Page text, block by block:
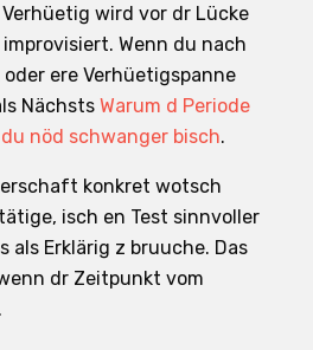
wird vor dr Lücke
Wenn du nach
ere Verhüetigspanne
Nächsts Warum d Periode
nöd schwanger bisch.
konkret wotsch
isch en Test sinnvoller
als Erklärig z bruuche. Das
dr Zeitpunkt vom